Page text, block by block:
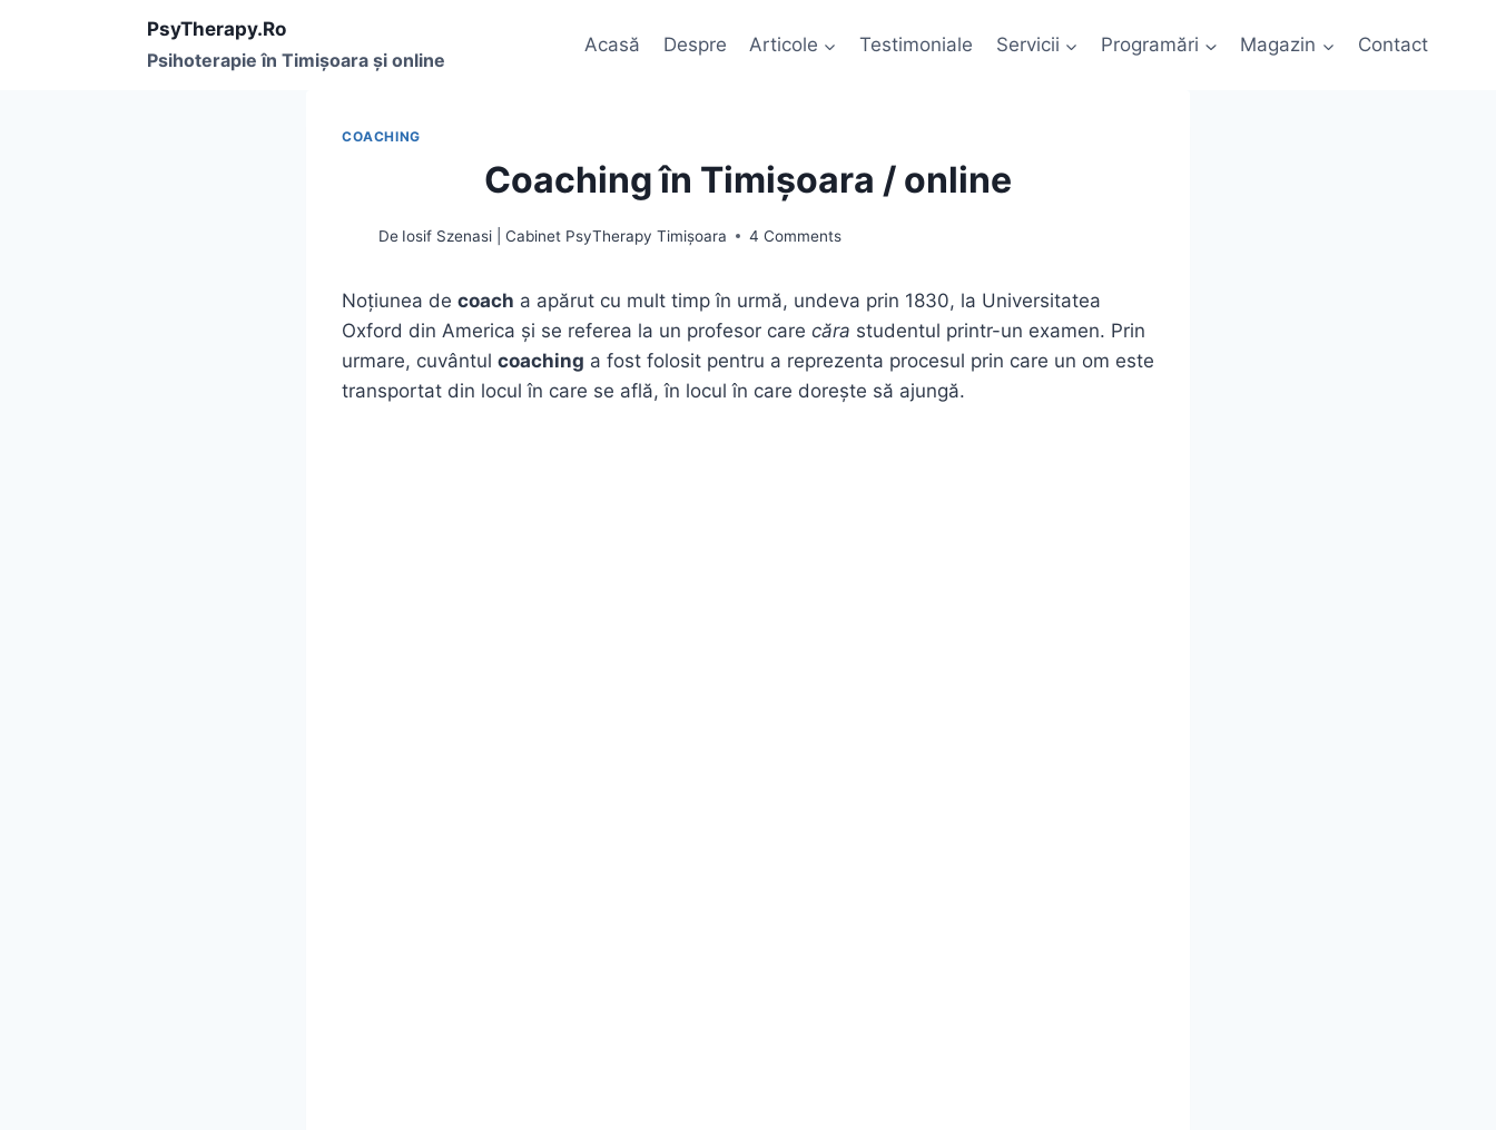
PsyTherapy.Ro
Psihoterapie în Timişoara și online
Acasă Despre Articole Testimoniale Servicii Programări Magazin Contact
COACHING
Coaching în Timișoara / online
De Iosif Szenasi | Cabinet PsyTherapy Timișoara 4 Comments
Noţiunea de coach a apărut cu mult timp în urmă, undeva prin 1830, la Universitatea
Oxford din America şi se referea la un profesor care căra studentul printr-un examen. Prin
urmare, cuvântul coaching a fost folosit pentru a reprezenta procesul prin care un om este
transportat din locul în care se află, în locul în care doreşte să ajungă.